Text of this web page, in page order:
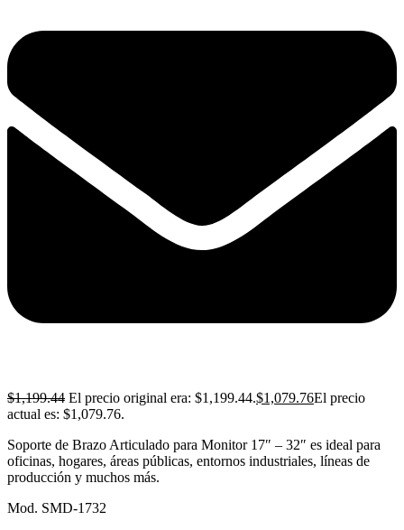
$1,199.44 El precio original era: $1,199.44.$1,079.76El precio
actual es: $1,079.76.
Soporte de Brazo Articulado para Monitor 17″ – 32″ es ideal para
oficinas, hogares, áreas públicas, entornos industriales, líneas de
producción y muchos más.
Mod. SMD-1732